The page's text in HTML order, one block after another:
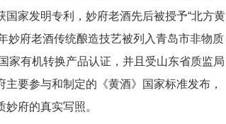
家发明专利，妙府老酒先后被授予“北方黄
妙府老酒传统酿造技艺被列入青岛市非物质
家有机转换产品认证，并且受山东省质监局
要参与和制定的《黄酒》国家标准发布，
府的真实写照。